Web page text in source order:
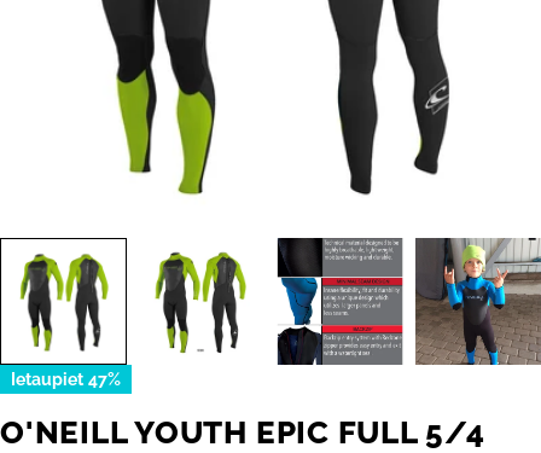
Ietaupiet 47%
O'NEILL YOUTH EPIC FULL 5/4